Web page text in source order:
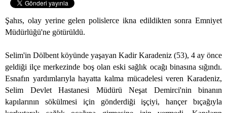
Şahıs, olay yerine gelen polislerce ikna edildikten sonra Emniyet
Müdürlüğü'ne götürüldü.
Selim'in Dölbent köyünde yaşayan Kadir Karadeniz (53), 4 ay önce
geldiği ilçe merkezinde boş olan eski sağlık ocağı binasına sığındı.
Esnafın yardımlarıyla hayatta kalma mücadelesi veren Karadeniz,
Selim Devlet Hastanesi Müdürü Neşat Demirci'nin binanın
kapılarının sökülmesi için gönderdiği işçiyi, hançer bıçağıyla